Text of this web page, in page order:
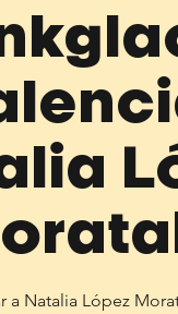
a Natalia López